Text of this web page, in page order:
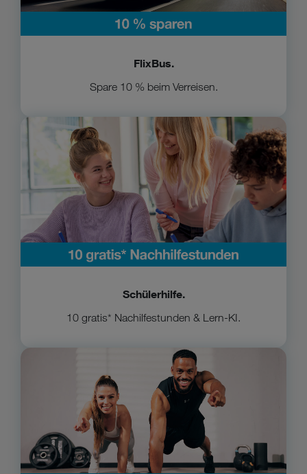
FlixBus.
Spare 10 % beim Verreisen.
Schülerhilfe.
10 gratis* Nachilfestunden & Lern-KI.
Zur Schülerhilfe